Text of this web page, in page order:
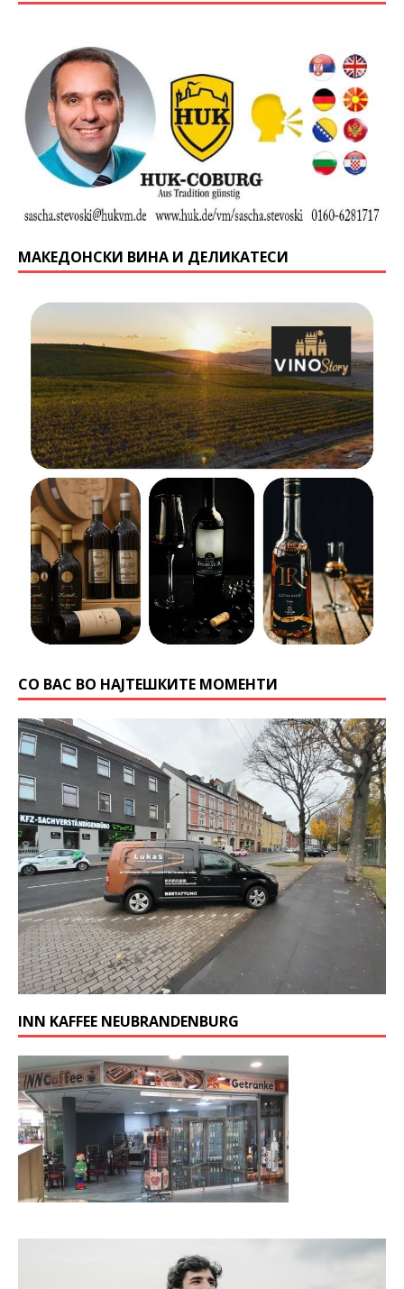
МАКЕДОНСКИ ВИНА И ДЕЛИКАТЕСИ
СО ВАС ВО НАЈТЕШКИТЕ МОМЕНТИ
INN KAFFEE NEUBRANDENBURG